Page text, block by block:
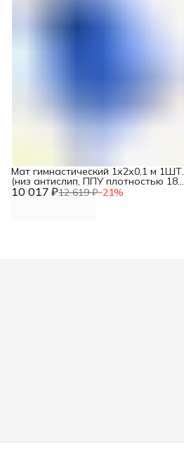
10 017 ₽12 619 ₽−21%
Мат гимнастический 1х2х0,1 м 1ШТ.
(низ антислип, ППУ плотностью 18
кг/м3) DNN